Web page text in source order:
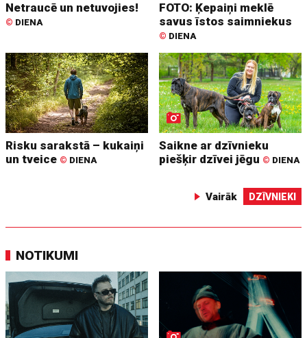
Netraucē un netuvojies!
© DIENA
FOTO: Ķepaiņi meklē
savus īstos saimniekus
© DIENA
Risku sarakstā – kukaiņi
un tveice © DIENA
Saikne ar dzīvnieku
piešķir dzīvei jēgu © DIENA
Vairāk DZĪVNIEKI
NOTIKUMI